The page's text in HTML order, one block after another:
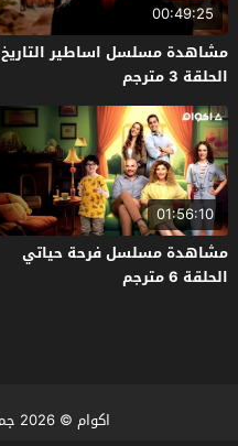
00:49:25
مشاهدة مسلسل اساطير التاريخ
الحلقة 3 مترجم
01:56:10
مشاهدة مسلسل فرحة حياتي
الحلقة 6 مترجم
اكوام © 2026 جميع الحقوق محفوظة.